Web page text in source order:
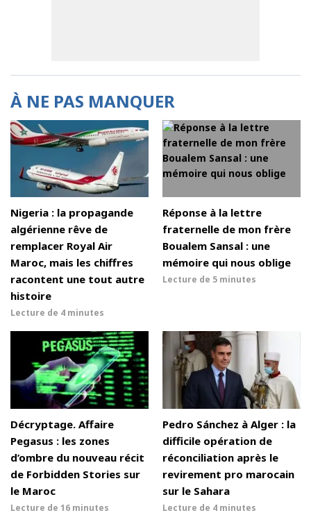
À NE PAS MANQUER
Nigeria : la propagande
algérienne rêve de
remplacer Royal Air
Maroc, mais les chiffres
racontent une tout autre
histoire
Lecture de 4 minutes
Réponse à la lettre
fraternelle de mon frère
Boualem Sansal : une
mémoire qui nous oblige
Lecture de 5 minutes
Décryptage. Affaire
Pegasus : les zones
d’ombre du nouveau récit
de Forbidden Stories sur
le Maroc
Lecture de 16 minutes
Pedro Sánchez à Alger : la
difficile opération de
réconciliation après le
revirement pro marocain
sur le Sahara
Lecture de 4 minutes